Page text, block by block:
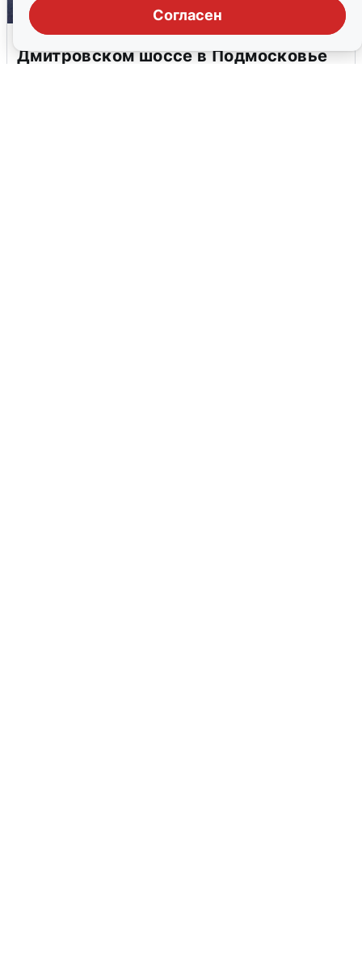
Согласен
Пять машин столкнулись на
Дмитровском шоссе в Подмосковье